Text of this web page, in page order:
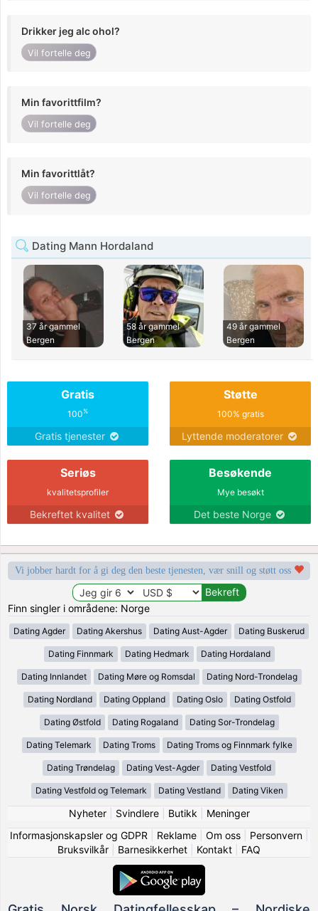
Drikker jeg alc ohol?
Vil fortelle deg
Min favorittfilm?
Vil fortelle deg
Min favorittlåt?
Vil fortelle deg
Dating Mann Hordaland
37 år gammel
Bergen
58 år gammel
Bergen
49 år gammel
Bergen
Gratis
100%
Gratis tjenester
Støtte
100% gratis
Lyttende moderatorer
Seriøs
kvalitetsprofiler
Bekreftet kvalitet
Besøkende
Mye besøkt
Det beste Norge
Vi jobber hardt for å gi deg den beste tjenesten, vær snill og støtt oss
Finn singler i områdene: Norge
Dating Agder Dating Akershus Dating Aust-Agder Dating Buskerud
Dating Finnmark Dating Hedmark Dating Hordaland
Dating Innlandet Dating Møre og Romsdal Dating Nord-Trondelag
Dating Nordland Dating Oppland Dating Oslo Dating Ostfold
Dating Østfold Dating Rogaland Dating Sor-Trondelag
Dating Telemark Dating Troms Dating Troms og Finnmark fylke
Dating Trøndelag Dating Vest-Agder Dating Vestfold
Dating Vestfold og Telemark Dating Vestland Dating Viken
Nyheter| Svindlere| Butikk
Meninger
Informasjonskapsler og GDPR
Reklame| Om oss| Personvern|
Bruksvilkår
Barnesikkerhet Kontakt FAQ